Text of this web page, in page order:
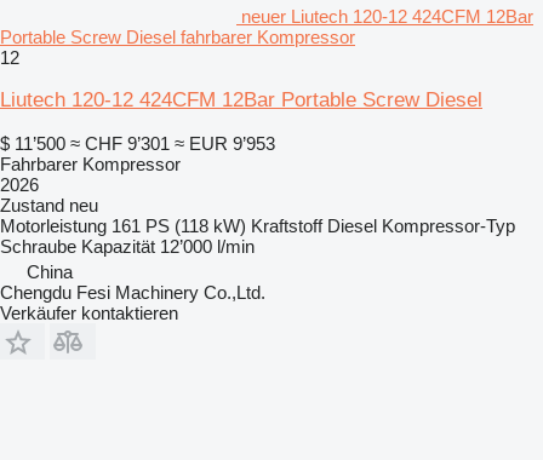
neuer Liutech 120-12 424CFM 12Bar
Portable Screw Diesel fahrbarer Kompressor
12
Liutech 120-12 424CFM 12Bar Portable Screw Diesel
$ 11’500 ≈ CHF 9’301 ≈ EUR 9’953
Fahrbarer Kompressor
2026
Zustand neu
Motorleistung 161 PS (118 kW) Kraftstoff Diesel Kompressor-Typ
Schraube Kapazität 12’000 l/min
China
Chengdu Fesi Machinery Co.,Ltd.
Verkäufer kontaktieren